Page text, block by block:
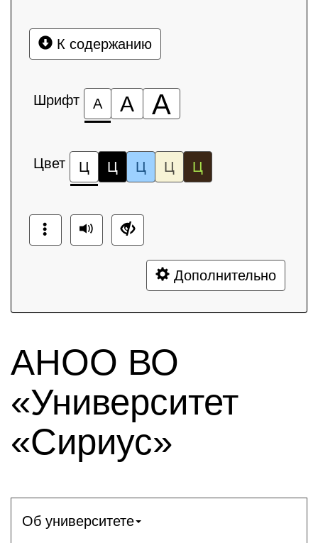
К содержанию
Шрифт А А А
Цвет Ц Ц Ц Ц Ц
Дополнительно
АНОО ВО
«Университет
«Сириус»
Об университете